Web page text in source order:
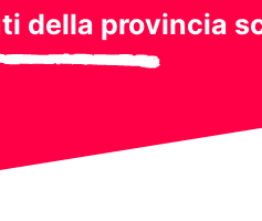
della provincia